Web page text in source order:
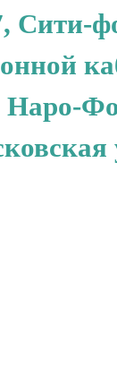
Сити-
Наро-